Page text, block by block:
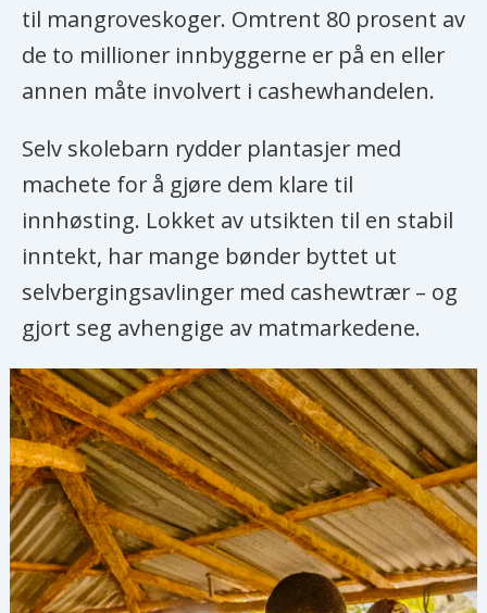
til mangroveskoger. Omtrent 80 prosent av
de to millioner innbyggerne er på en eller
annen måte involvert i cashewhandelen.
Selv skolebarn rydder plantasjer med
machete for å gjøre dem klare til
innhøsting. Lokket av utsikten til en stabil
inntekt, har mange bønder byttet ut
selvbergingsavlinger med cashewtrær – og
gjort seg avhengige av matmarkedene.